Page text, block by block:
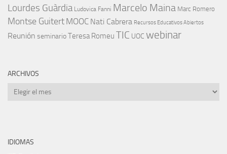
Lourdes Guàrdia Ludovica Fanni Marcelo Maina Marc Romero
Montse Guitert MOOC Nati Cabrera Recursos Educativos Abiertos
Reunión seminarioTeresa Romeu TIC UOC webinar
ARCHIVOS
Archivos
IDIOMAS